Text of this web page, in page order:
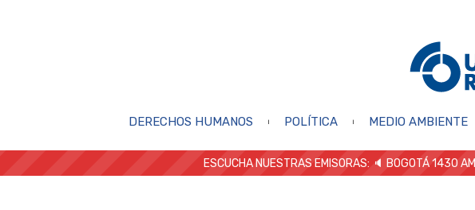
DERECHOS HUMANOS POLÍTICA MEDIO AMBIENTE
ESCUCHA NUESTRAS EMISORAS: 🔈 BOGOTÁ 1430 AM